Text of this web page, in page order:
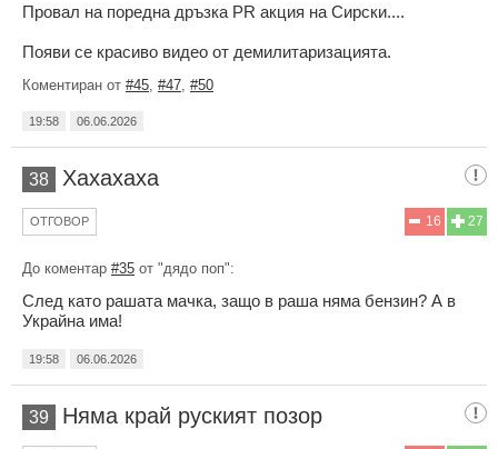
Провал на поредна дръзка PR акция на Сирски....
Появи се красиво видео от демилитаризацията.
Коментиран от #45 #47 #50
19:58 06.06.2026
38 Хахахаха
27
16
ОТГОВОР
До коментар #35 от "дядо поп":
След като рашата мачка, защо в раша няма бензин? А в
Украйна има!
19:58 06.06.2026
39 Няма край руският позор